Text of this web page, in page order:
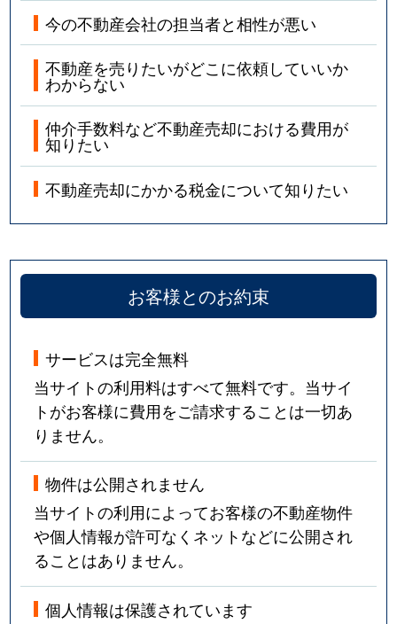
今の不動産会社の担当者と相性が悪い
不動産を売りたいがどこに依頼していいか
わからない
仲介手数料など不動産売却における費用が
知りたい
不動産売却にかかる税金について知りたい
お客様とのお約束
サービスは完全無料
当サイトの利用料はすべて無料です。当サイ
トがお客様に費用をご請求することは一切あ
りません。
物件は公開されません
当サイトの利用によってお客様の不動産物件
や個人情報が許可なくネットなどに公開され
ることはありません。
個人情報は保護されています